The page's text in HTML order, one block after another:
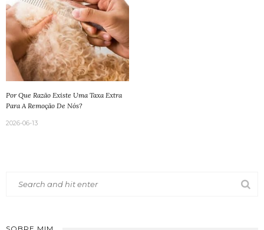
Por Que Razão Existe Uma Taxa Extra
Para A Remoção De Nós?
2026-06-13